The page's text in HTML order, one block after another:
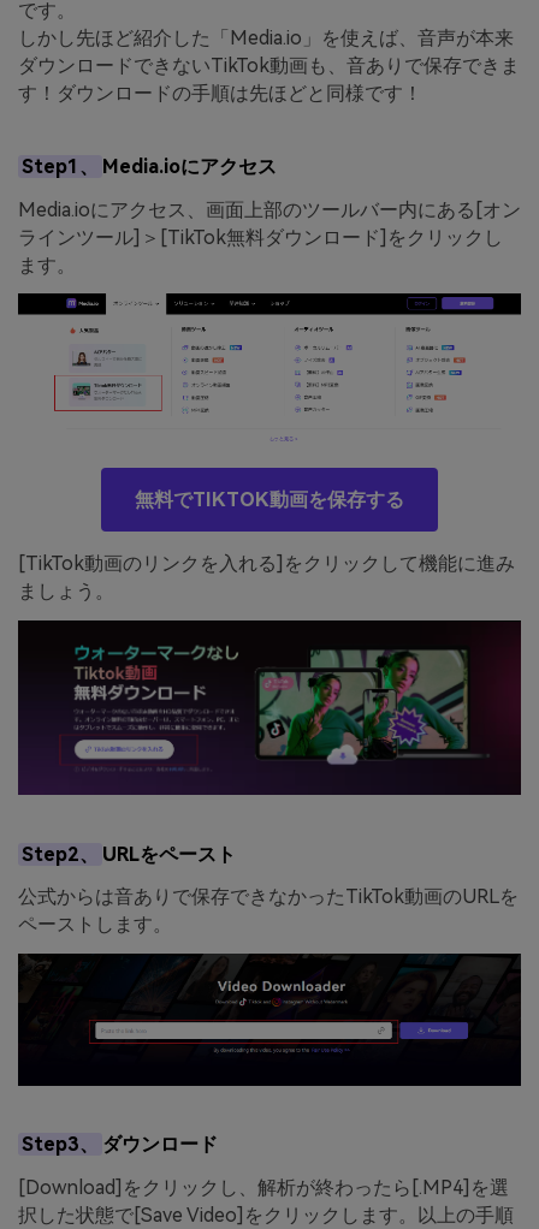
です。
しかし先ほど紹介した「Media.io」を使えば、音声が本来
ダウンロードできないTikTok動画も、音ありで保存できま
す！ダウンロードの手順は先ほどと同様です！
Step1、
Media.ioにアクセス
Media.ioにアクセス、画面上部のツールバー内にある[オン
ラインツール]＞[TikTok無料ダウンロード]をクリックし
ます。
無料でTIKTOK動画を保存する
[TikTok動画のリンクを入れる]をクリックして機能に進み
ましょう。
Step2、
URLをペースト
公式からは音ありで保存できなかったTikTok動画のURLを
ペーストします。
Step3、
ダウンロード
[Download]をクリックし、解析が終わったら[.MP4]を選
択した状態で[Save Video]をクリックします。以上の手順